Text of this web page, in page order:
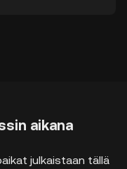
aikana
julkaistaan tällä